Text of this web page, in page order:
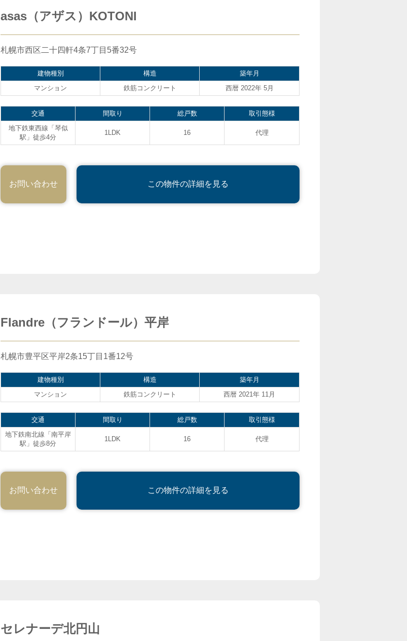
asas（アザス）KOTONI
札幌市西区二十四軒4条7丁目5番32号
建物種別 構造
築年月
マンション
鉄筋コンクリート 西暦 2022年 5月
交通 間取り 総戸数
取引態様
地下鉄東西線「琴似
駅」徒歩4分
1LDK 16 代理
お問い合わせ この物件の詳細を見る
Flandre（フランドール）平岸
札幌市豊平区平岸2条15丁目1番12号
建物種別 構造
築年月
マンション
鉄筋コンクリート 西暦 2021年 11月
交通 間取り 総戸数
取引態様
地下鉄南北線「南平岸
駅」徒歩8分
1LDK 16 代理
お問い合わせ この物件の詳細を見る
セレナーデ北円山